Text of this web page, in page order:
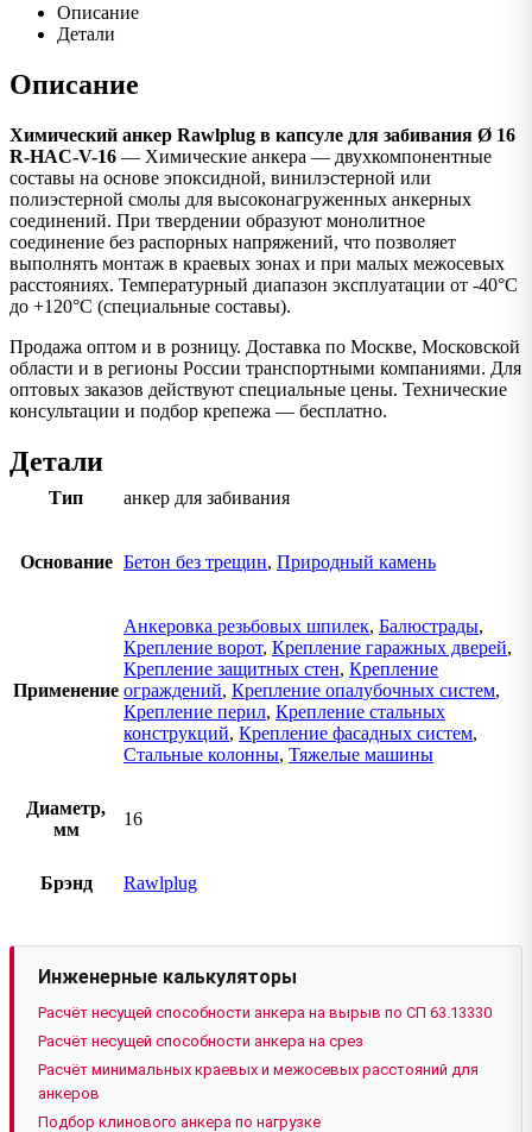
Описание
Детали
Описание
Химический анкер Rawlplug в капсуле для забивания Ø 16
R-HAC-V-16 — Химические анкера — двухкомпонентные
составы на основе эпоксидной, винилэстерной или
полиэстерной смолы для высоконагруженных анкерных
соединений. При твердении образуют монолитное
соединение без распорных напряжений, что позволяет
выполнять монтаж в краевых зонах и при малых межосевых
расстояниях. Температурный диапазон эксплуатации от -40°C
до +120°C (специальные составы).
Продажа оптом и в розницу. Доставка по Москве, Московской
области и в регионы России транспортными компаниями. Для
оптовых заказов действуют специальные цены. Технические
консультации и подбор крепежа — бесплатно.
Детали
Тип анкер для забивания
Основание Бетон без трещин, Природный камень
Применение
Анкеровка резьбовых шпилек, Балюстрады,
Крепление ворот, Крепление гаражных дверей,
Крепление защитных стен, Крепление
ограждений, Крепление опалубочных систем,
Крепление перил, Крепление стальных
конструкций, Крепление фасадных систем,
Стальные колонны, Тяжелые машины
Диаметр,
мм
16
Брэнд Rawlplug
Инженерные калькуляторы
Расчёт несущей способности анкера на вырыв по СП 63.13330
Расчёт несущей способности анкера на срез
Расчёт минимальных краевых и межосевых расстояний для
анкеров
Подбор клинового анкера по нагрузке